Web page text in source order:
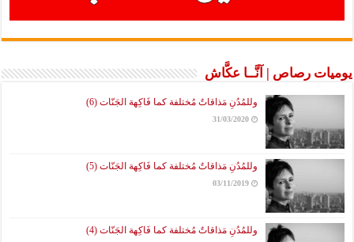
يوميات رصاص | آنَّــا عكَّاش
وللمُدُنِ مَذاقاتٌ مُختلفة كما فَاكِهة الجَنّات (6)
31/03/2020
وللمُدُنِ مَذاقاتٌ مُختلفة كما فَاكِهة الجَنّات (5)
03/11/2019
وللمُدُنِ مَذاقاتٌ مُختلفة كما فَاكِهة الجَنّات (4)